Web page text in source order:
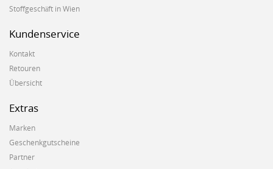
Stoffgeschäft in Wien
Kundenservice
Kontakt
Retouren
Übersicht
Extras
Marken
Geschenkgutscheine
Partner